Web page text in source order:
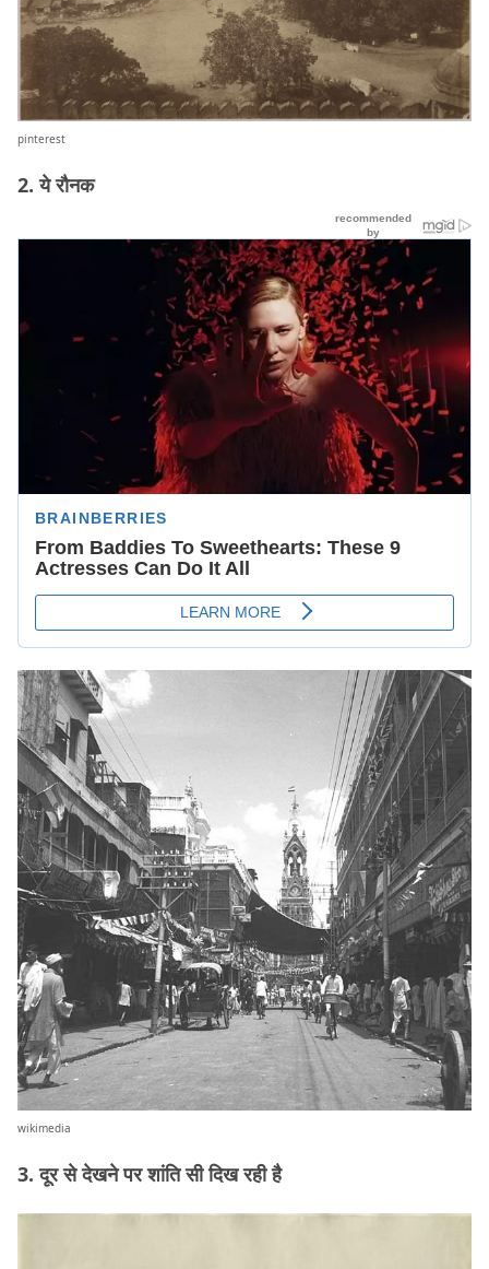
pinterest
2. ये रौनक
wikimedia
3. दूर से देखने पर शांति सी दिख रही है